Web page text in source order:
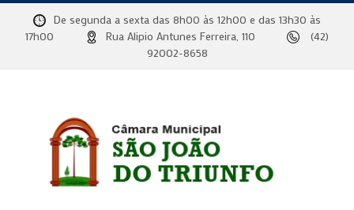
De segunda a sexta das 8h00 às 12h00 e das 13h30 às
17h00
Rua Alipio Antunes Ferreira, 110
(42)
92002-8658